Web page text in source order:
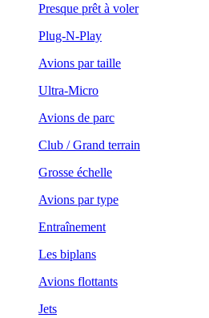
Presque prêt à voler
Plug-N-Play
Avions par taille
Ultra-Micro
Avions de parc
Club / Grand terrain
Grosse échelle
Avions par type
Entraînement
Les biplans
Avions flottants
Jets